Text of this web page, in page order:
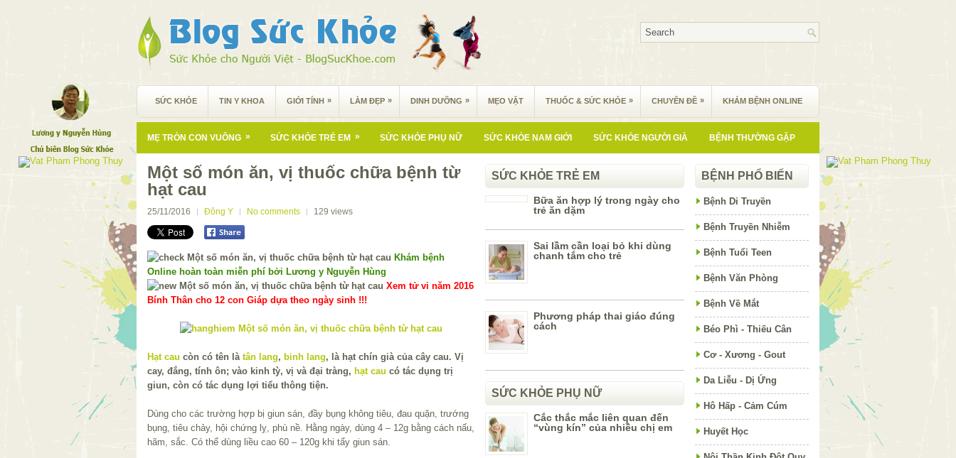
SỨC KHỎE TIN Y KHOA GIỚI TÍNH » LÀM ĐẸP » DINH DƯỠNG » MẸO VẶT THUỐC & SỨC KHỎE » CHUYÊN ĐỀ » KHÁM BỆNH ONLINE
MẸ TRÒN CON VUÔNG » SỨC KHỎE TRẺ EM » SỨC KHỎE PHỤ NỮ SỨC KHỎE NAM GIỚI SỨC KHỎE NGƯỜI GIÀ BỆNH THƯỜNG GẶP
Một số món ăn, vị thuốc chữa bệnh từ
hạt cau
25/11/2016 Đông Y No comments 129 views
Khám bệnh
Online hoàn toàn miễn phí bởi Lương y Nguyễn Hùng
Xem tử vi năm 2016
Bính Thân cho 12 con Giáp dựa theo ngày sinh !!!
Hạt cau còn có tên là tân lang, binh lang, là hạt chín già của cây cau. Vị
cay, đắng, tính ôn; vào kinh tỳ, vị và đại tràng, hạt cau có tác dụng trị
giun, còn có tác dụng lợi tiểu thông tiện.
Dùng cho các trường hợp bị giun sán, đầy bụng không tiêu, đau quặn, trướng
bụng, tiêu chảy, hội chứng lỵ, phù nề. Hằng ngày, dùng 4 – 12g bằng cách nấu,
hãm, sắc. Có thể dùng liều cao 60 – 120g khi tẩy giun sán.
SỨC KHỎE TRẺ EM
Bữa ăn hợp lý trong ngày cho
trẻ ăn dặm
Sai lầm cần loại bỏ khi dùng
chanh tắm cho trẻ
Phương pháp thai giáo đúng
cách
SỨC KHỎE PHỤ NỮ
Cắc thắc mắc liên quan đến
“vùng kín” của nhiều chị em
BỆNH PHỔ BIẾN
Bệnh Di Truyền
Bệnh Truyền Nhiễm
Bệnh Tuổi Teen
Bệnh Văn Phòng
Bệnh Về Mắt
Béo Phì - Thiếu Cân
Cơ - Xương - Gout
Da Liễu - Dị Ứng
Hô Hấp - Cảm Cúm
Huyết Học